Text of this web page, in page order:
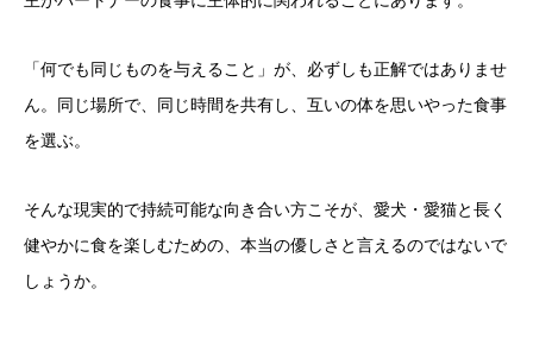
「何でも同じものを与えること」が、必ずしも正解ではありませ
ん。同じ場所で、同じ時間を共有し、互いの体を思いやった食事
を選ぶ。
そんな現実的で持続可能な向き合い方こそが、愛犬・愛猫と長く
健やかに食を楽しむための、本当の優しさと言えるのではないで
しょうか。